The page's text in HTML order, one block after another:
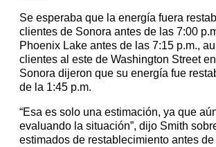
Se esperaba que la energía fuera
clientes de Sonora antes de las 7:00
Phoenix Lake antes de las 7:15 p.m.,
clientes al este de Washington Street
Sonora dijeron que su energía fue
de la 1:45 p.m.
“Esa es solo una estimación, ya que
evaluando la situación”, dijo Smith
estimados de restablecimiento antes de